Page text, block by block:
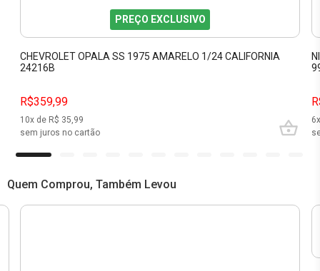
PREÇO EXCLUSIVO
CHEVROLET OPALA SS 1975 AMARELO 1/24 CALIFORNIA
24216B
R$359,99
10x de R$ 35,99
sem juros no cartão
6
Quem Comprou, Também Levou